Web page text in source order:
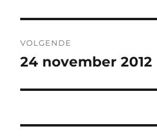
VOLGENDE
Volgend
24 november 2012